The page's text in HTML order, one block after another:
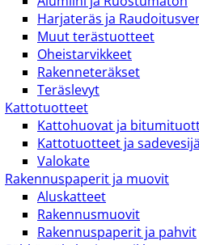
Harjateräs ja
Muut terästuotteet
Oheistarvikkeet
Rakenneteräkset
Teräslevyt
Kattotuotteet
Kattohuovat ja
Kattotuotteet ja
Valokate
Rakennuspaperit ja muovit
Aluskatteet
Rakennusmuovit
Rakennuspaperit ja pahvit